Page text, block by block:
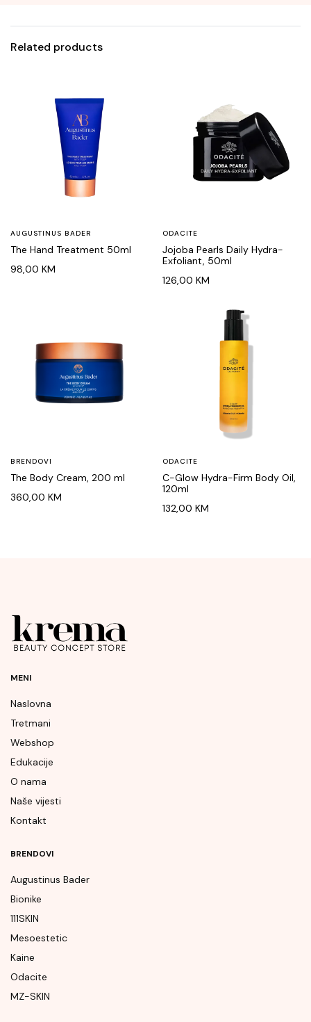
Related products
AUGUSTINUS BADER
The Hand Treatment 50ml
98,00 KM
ODACITE
Jojoba Pearls Daily Hydra-
Exfoliant, 50ml
126,00 KM
BRENDOVI
The Body Cream, 200 ml
360,00 KM
ODACITE
C-Glow Hydra-Firm Body Oil,
120ml
132,00 KM
MENI
Naslovna
Tretmani
Webshop
Edukacije
O nama
Naše vijesti
Kontakt
BRENDOVI
Augustinus Bader
Bionike
111SKIN
Mesoestetic
Kaine
Odacite
MZ-SKIN